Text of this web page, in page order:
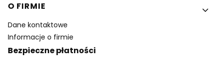
O FIRMIE
Dane kontaktowe
Informacje o firmie
Bezpieczne płatności